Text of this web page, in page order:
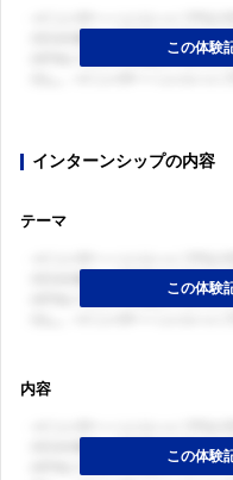
インターンシップの内容
テーマ
内容